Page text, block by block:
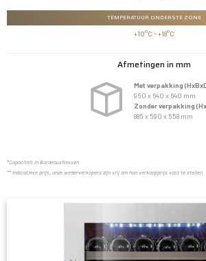
TEMPERATUUR ONDERSTE ZONE
+10°C - +18°C
Afmetingen in mm
Met verpakking
950 x 640 x 640 mm
Zonder verpakking
885 x 590 x 558 mm
*Capaciteit in Bordeauxflessen
** indicatieve prijs, onze wederverkopers zijn vrij om hun verkoopprijs vast te stellen